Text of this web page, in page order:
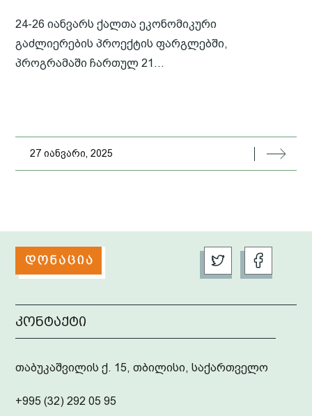
24-26 იანვარს ქალთა ეკონომიკური
გაძლიერების პროექტის ფარგლებში,
პროგრამაში ჩართულ 21...
27 იანვარი, 2025
კონტაქტი
თაბუკაშვილის ქ. 15, თბილისი, საქართველო
+995 (32) 292 05 95